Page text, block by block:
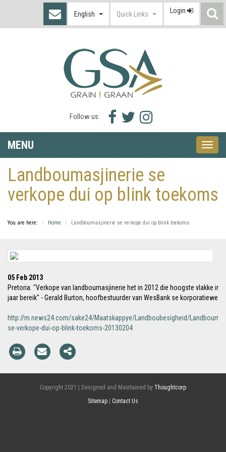
English Quick Links Login
Follow us:
Facebook
icon
Twitter
icon
Instagram
icon
MENU
Toggle
Landboumasjinerie se
verkope dui op blink toekoms
You are here: Home Landboumasjinerie se verkope dui op blink toekoms
05 Feb 2013
Pretoria. "Verkope van landboumasjinerie het in 2012 die hoogste vlakke in
jaar bereik" - Gerald Burton, hoofbestuurder van WesBank se korporatiewe
http://m.news24.com/sake24/Maatskappye/Landboubesigheid/
se-verkope-dui-op-blink-toekoms-20130204
Copyright 2021 | Designed and Maintained by Thoughtcorp
Sitemap
Contact Us